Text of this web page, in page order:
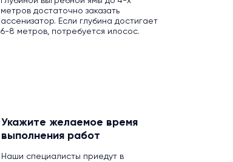
метров достаточно заказать
ассенизатор. Если глубина достигает
6-8 метров, потребуется илосос.
Укажите желаемое время
выполнения работ
Наши специалисты приедут в